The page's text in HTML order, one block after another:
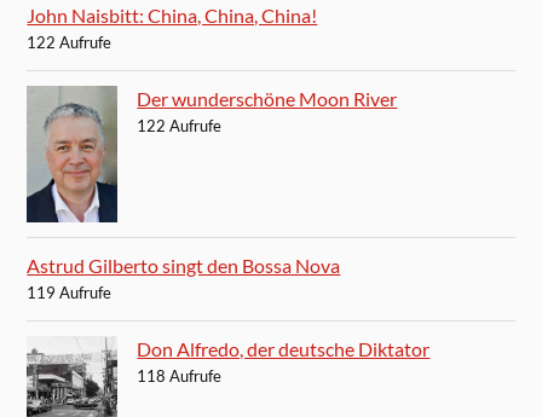
John Naisbitt: China, China, China!
122 Aufrufe
Der wunderschöne Moon River
122 Aufrufe
Astrud Gilberto singt den Bossa Nova
119 Aufrufe
Don Alfredo, der deutsche Diktator
118 Aufrufe